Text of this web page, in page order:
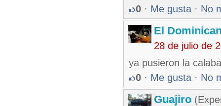
0 · Me gusta · No
El
28 de julio de
ya pusieron la
0 · Me gusta · No
Guajiro